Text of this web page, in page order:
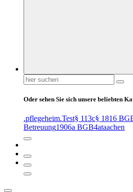
Suchen
nach:
Oder sehen Sie sich unsere beliebten
.pflegeheim.Test§ 113c§ 1816
Betreuung1906a BGB4ataachen